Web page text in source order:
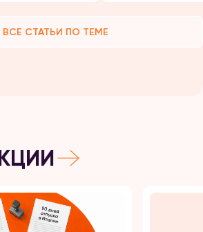
ВСЕ СТАТЬИ ПО ТЕМЕ